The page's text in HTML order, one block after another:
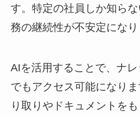
す。特定の社員しか知ら
務の継続性が不安定になり
AIを活用することで、ナ
でもアクセス可能になり
り取りやドキュメントを